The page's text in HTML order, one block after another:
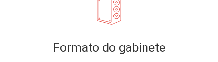
Formato do gabinete